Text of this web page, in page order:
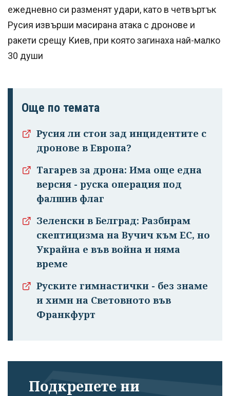
ежедневно си разменят удари, като в четвъртък
Русия извърши масирана атака с дронове и
ракети срещу Киев, при която загинаха най-малко
30 души
Още по темата
Русия ли стои зад инцидентите с
дронове в Европа?
Тагарев за дрона: Има още една
версия - руска операция под
фалшив флаг
Зеленски в Белград: Разбирам
скептицизма на Вучич към ЕС, но
Украйна е във война и няма
време
Руските гимнастички - без знаме
и химн на Световното във
Франкфурт
Подкрепете ни